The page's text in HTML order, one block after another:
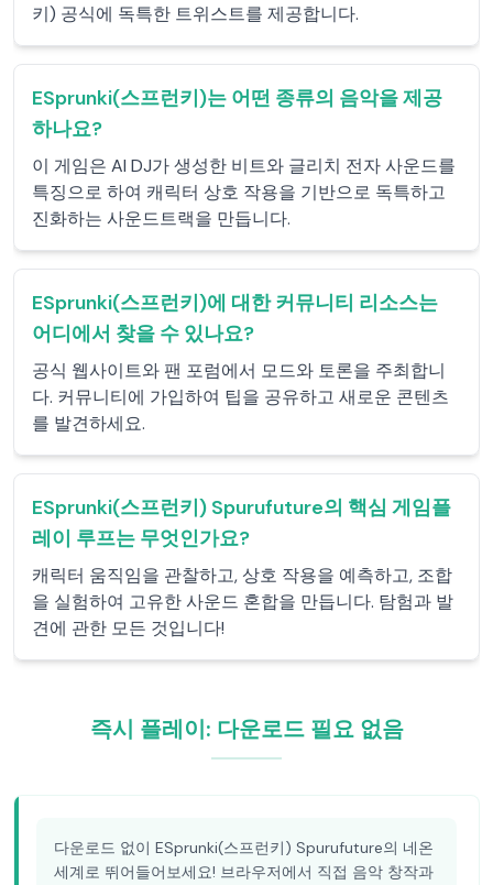
키) 공식에 독특한 트위스트를 제공합니다.
ESprunki(스프런키)는 어떤 종류의 음악을 제공
하나요?
이 게임은 AI DJ가 생성한 비트와 글리치 전자 사운드를
특징으로 하여 캐릭터 상호 작용을 기반으로 독특하고
진화하는 사운드트랙을 만듭니다.
ESprunki(스프런키)에 대한 커뮤니티 리소스는
어디에서 찾을 수 있나요?
공식 웹사이트와 팬 포럼에서 모드와 토론을 주최합니
다. 커뮤니티에 가입하여 팁을 공유하고 새로운 콘텐츠
를 발견하세요.
ESprunki(스프런키) Spurufuture의 핵심 게임플
레이 루프는 무엇인가요?
캐릭터 움직임을 관찰하고, 상호 작용을 예측하고, 조합
을 실험하여 고유한 사운드 혼합을 만듭니다. 탐험과 발
견에 관한 모든 것입니다!
즉시 플레이: 다운로드 필요 없음
다운로드 없이 ESprunki(스프런키) Spurufuture의 네온
세계로 뛰어들어보세요! 브라우저에서 직접 음악 창작과